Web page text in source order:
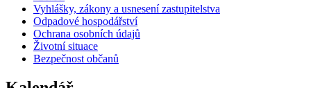
Vyhlášky, zákony a usnesení zastupitelstva
Odpadové hospodářství
Ochrana osobních údajů
Životní situace
Bezpečnost občanů